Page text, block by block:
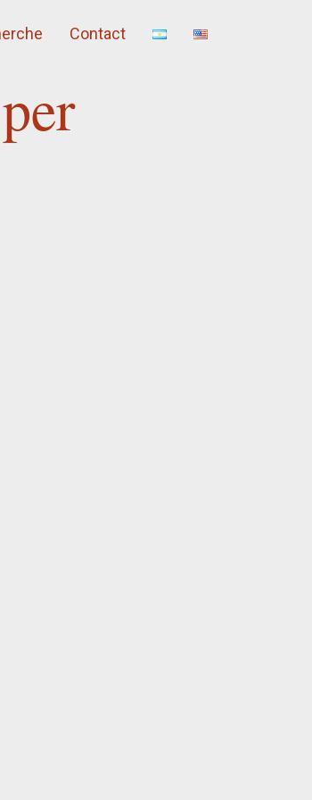
Contact